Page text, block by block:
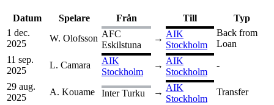
Datum Spelare Från Till
Typ
1 dec.
2025
W. Olofsson AFC
Eskilstuna
→ AIK
Stockholm
Back from
Loan
11 sep.
2025
L. Camara
AIK
Stockholm
→ AIK
Stockholm
-
29 aug.
2025
A. Kouame Inter Turku → AIK
Stockholm
Transfer